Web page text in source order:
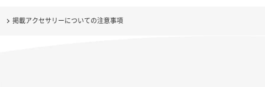
掲載アクセサリーについての注意事項